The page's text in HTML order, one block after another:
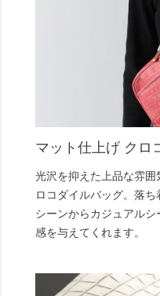
マット仕上げ クロ
光沢を抑えた上品な雰
ロコダイルバッグ。落
シーンからカジュアル
感を与えてくれます。